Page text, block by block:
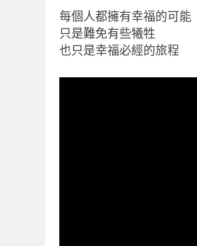
每個人都擁有幸福的可能
只是難免有些犧牲
也只是幸福必經的旅程